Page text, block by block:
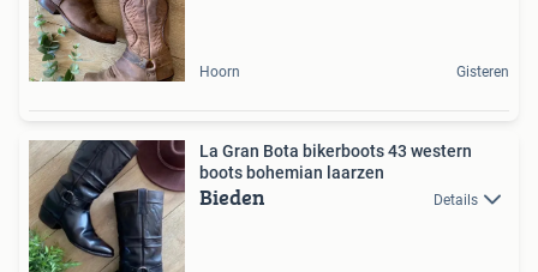
Hoorn Gisteren
La Gran Bota bikerboots 43 western
boots bohemian laarzen
Bieden Details